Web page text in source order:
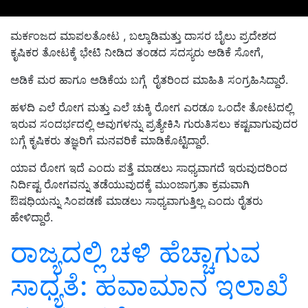
ಮರ್ಕಂಜದ ಮಾಪಲತೋಟ , ಬಲ್ಕಾಡಿಮತ್ತು ದಾಸರ ಬೈಲು ಪ್ರದೇಶದ
ಕೃಷಿಕರ ತೋಟಕ್ಕೆ ಭೇಟಿ ನೀಡಿದ ತಂಡದ ಸದಸ್ಯರು ಅಡಿಕೆ ಸೋಗೆ,
ಅಡಿಕೆ ಮರ ಹಾಗೂ ಅಡಿಕೆಯ ಬಗ್ಗೆ ರೈತರಿಂದ ಮಾಹಿತಿ ಸಂಗ್ರಹಿಸಿದ್ದಾರೆ.
ಹಳದಿ ಎಲೆ ರೋಗ ಮತ್ತು‌ ಎಲೆ ಚುಕ್ಕಿ ರೋಗ ಎರಡೂ ಒಂದೇ ತೋಟದಲ್ಲಿ
ಇರುವ ಸಂದರ್ಭದಲ್ಲಿ ಅವುಗಳನ್ನು ಪ್ರತ್ಯೇಕಿಸಿ ಗುರುತಿಸಲು ಕಷ್ಟವಾಗುವುದರ
ಬಗ್ಗೆ ಕೃಷಿಕರು ತಜ್ಞರಿಗೆ ಮನವರಿಕೆ ಮಾಡಿಕೊಟ್ಟಿದ್ದಾರೆ.
ಯಾವ ರೋಗ ಇದೆ ಎಂದು ಪತ್ತೆ ಮಾಡಲು ಸಾಧ್ಯವಾಗದೆ ಇರುವುದರಿಂದ
ನಿರ್ದಿಷ್ಟ ರೋಗವನ್ನು ತಡೆಯುವುದಕ್ಕೆ ಮುಂಜಾಗ್ರತಾ ಕ್ರಮವಾಗಿ
ಔಷಧಿಯನ್ನು ಸಿಂಪಡಣೆ ಮಾಡಲು ಸಾಧ್ಯವಾಗುತ್ತಿಲ್ಲ ಎಂದು ರೈತರು
ಹೇಳಿದ್ದಾರೆ.
ರಾಜ್ಯದಲ್ಲಿ ಚಳಿ ಹೆಚ್ಚಾಗುವ
ಸಾಧ್ಯತೆ: ಹವಾಮಾನ ಇಲಾಖೆ